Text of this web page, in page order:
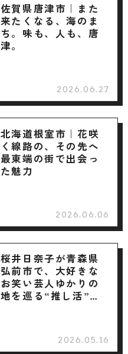
佐賀県唐津市｜また
来たくなる、海のま
ち。味も、人も、唐
津。
2026.06.27
北海道根室市｜花咲
く線路の、その先へ
最東端の街で出会っ
た魅力
2026.06.06
桜井日奈子が青森県
弘前市で、大好きな
お笑い芸人ゆかりの
地を巡る“推し活”旅
2026.05.16